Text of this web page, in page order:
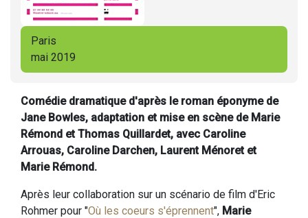
Paris
mai 2019
Comédie dramatique d'après le roman éponyme de
Jane Bowles, adaptation et mise en scène de Marie
Rémond et Thomas Quillardet, avec Caroline
Arrouas, Caroline Darchen, Laurent Ménoret et
Marie Rémond.
Après leur collaboration sur un scénario de film d'Eric
Rohmer pour "Où les coeurs s'éprennent", Marie